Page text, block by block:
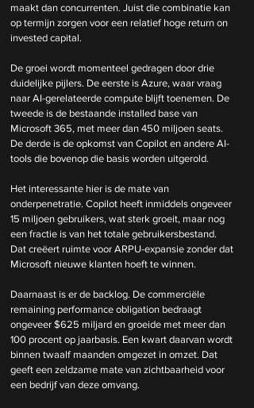
maakt dan concurrenten. Juist die combinatie kan
op termijn zorgen voor een relatief hoge return on
invested capital.
De groei wordt momenteel gedragen door drie
duidelijke pijlers. De eerste is Azure, waar vraag
naar AI-gerelateerde compute blijft toenemen. De
tweede is de bestaande installed base van
Microsoft 365, met meer dan 450 miljoen seats.
De derde is de opkomst van Copilot en andere AI-
tools die bovenop die basis worden uitgerold.
Het interessante hier is de mate van
onderpenetratie. Copilot heeft inmiddels ongeveer
15 miljoen gebruikers, wat sterk groeit, maar nog
een fractie is van het totale gebruikersbestand.
Dat creëert ruimte voor ARPU-expansie zonder dat
Microsoft nieuwe klanten hoeft te winnen.
Daarnaast is er de backlog. De commerciële
remaining performance obligation bedraagt
ongeveer $625 miljard en groeide met meer dan
100 procent op jaarbasis. Een kwart daarvan wordt
binnen twaalf maanden omgezet in omzet. Dat
geeft een zeldzame mate van zichtbaarheid voor
een bedrijf van deze omvang.